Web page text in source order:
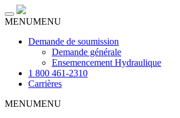
Toggle
navigation
MENUMENU
Demande de soumission
Demande générale
Ensemencement Hydraulique
1 800 461-2310
Carrières
MENUMENU